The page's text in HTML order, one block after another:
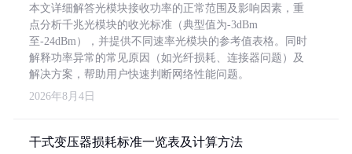
本文详细解答光模块接收功率的正常范围及影响因素，重
点分析千兆光模块的收光标准（典型值为-3dBm
至-24dBm），并提供不同速率光模块的参考值表格。同时
解释功率异常的常见原因（如光纤损耗、连接器问题）及
解决方案，帮助用户快速判断网络性能问题。
2026年8月4日
干式变压器损耗标准一览表及计算方法